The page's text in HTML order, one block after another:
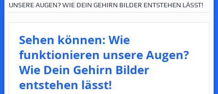
UNSERE AUGEN? WIE DEIN GEHIRN BILDER ENTSTEHEN LÄSST!
Sehen können: Wie
funktionieren unsere Augen?
Wie Dein Gehirn Bilder
entstehen lässt!